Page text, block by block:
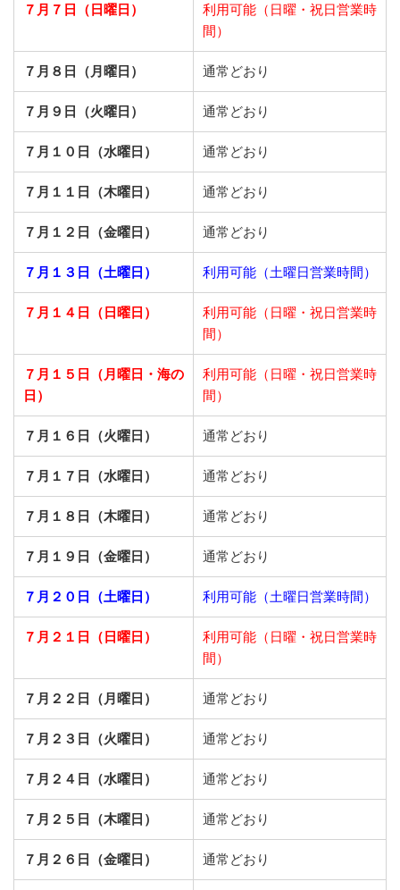
７月７日（日曜日）
利用可能（日曜・祝日営業時
間）
７月８日（月曜日） 通常どおり
７月９日（火曜日） 通常どおり
７月１０日（水曜日） 通常どおり
７月１１日（木曜日） 通常どおり
７月１２日（金曜日） 通常どおり
７月１３日（土曜日） 利用可能（土曜日営業時間）
７月１４日（日曜日）
利用可能（日曜・祝日営業時
間）
７月１５日（月曜日・海の
日）
利用可能（日曜・祝日営業時
間）
７月１６日（火曜日） 通常どおり
７月１７日（水曜日） 通常どおり
７月１８日（木曜日） 通常どおり
７月１９日（金曜日） 通常どおり
７月２０日（土曜日） 利用可能（土曜日営業時間）
７月２１日（日曜日）
利用可能（日曜・祝日営業時
間）
７月２２日（月曜日） 通常どおり
７月２３日（火曜日） 通常どおり
７月２４日（水曜日） 通常どおり
７月２５日（木曜日） 通常どおり
７月２６日（金曜日） 通常どおり